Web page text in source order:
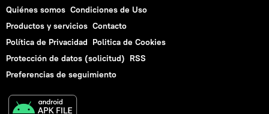
Quiénes somos Condiciones de Uso
Productos y servicios Contacto
Política de Privacidad Politica de Cookies
Protección de datos (solicitud) RSS
Preferencias de seguimiento